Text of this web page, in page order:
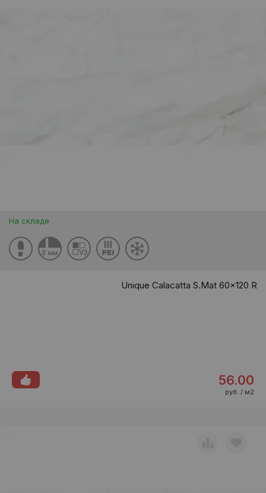
На складе
Unique Calacatta S.Mat 60x120 R
56.00
руб. / м2